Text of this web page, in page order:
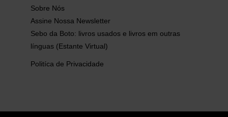
Sobre Nós
Assine Nossa Newsletter
Sebo da Boto: livros usados e livros em outras
línguas (Estante Virtual)
Politíca de Privacidade